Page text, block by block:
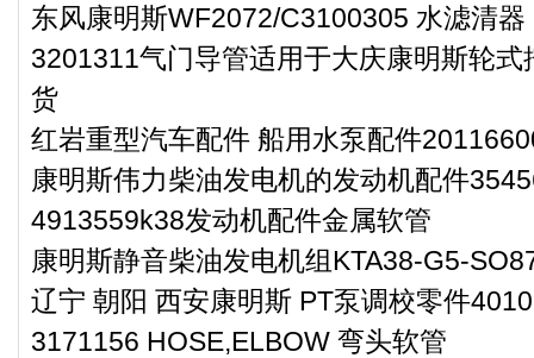
东风康明斯WF2072/C3100305 水滤清器
3201311气门导管适用于大庆康明斯轮式
货
红岩重型汽车配件 船用水泵配件
康明斯伟力柴油发电机的发动机配件
4913559k38发动机配件金属软管
康明斯静音柴油发电机组KTA38-G5-
辽宁 朝阳 西安康明斯 PT泵调校零件
3171156 HOSE,ELBOW 弯头软管